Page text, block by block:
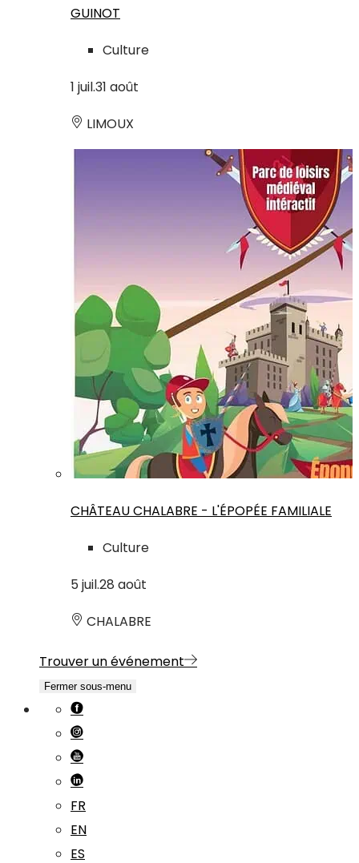
GUINOT
Culture
1 juil.31 août
LIMOUX
CHÂTEAU CHALABRE - L'ÉPOPÉE FAMILIALE
Culture
5 juil.28 août
CHALABRE
Trouver un événement
Fermer sous-menu
FR
EN
ES